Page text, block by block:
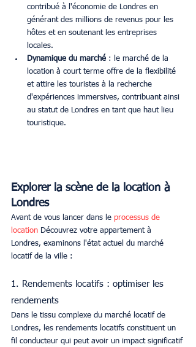
contribué à l'économie de Londres en
générant des millions de revenus pour les
hôtes et en soutenant les entreprises
locales.
Dynamique du marché : le marché de la
location à court terme offre de la flexibilité
et attire les touristes à la recherche
d'expériences immersives, contribuant ainsi
au statut de Londres en tant que haut lieu
touristique.
Explorer la scène de la location à
Londres
Avant de vous lancer dans le processus de
location Découvrez votre appartement à
Londres, examinons l'état actuel du marché
locatif de la ville :
1. Rendements locatifs : optimiser les
rendements
Dans le tissu complexe du marché locatif de
Londres, les rendements locatifs constituent un
fil conducteur qui peut avoir un impact significatif